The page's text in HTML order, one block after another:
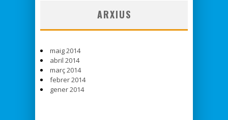
ARXIUS
maig 2014
abril 2014
març 2014
febrer 2014
gener 2014